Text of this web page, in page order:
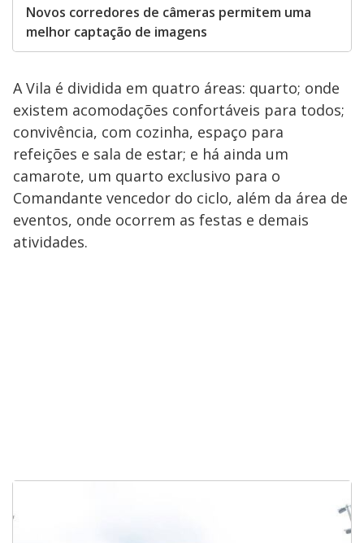
Novos corredores de câmeras permitem uma
melhor captação de imagens
A Vila é dividida em quatro áreas: quarto; onde
existem acomodações confortáveis para todos;
convivência, com cozinha, espaço para
refeições e sala de estar; e há ainda um
camarote, um quarto exclusivo para o
Comandante vencedor do ciclo, além da área de
eventos, onde ocorrem as festas e demais
atividades.